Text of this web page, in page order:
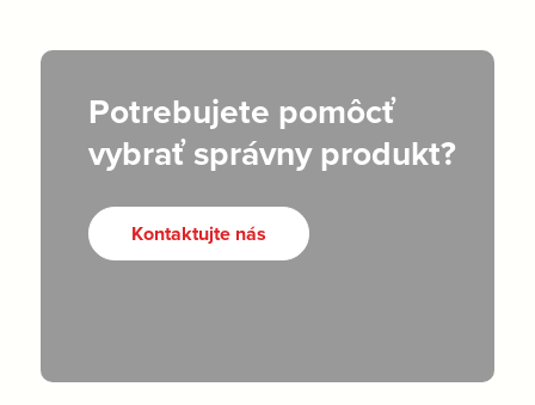
Potrebujete pomôcť
vybrať správny produkt?
Kontaktujte nás